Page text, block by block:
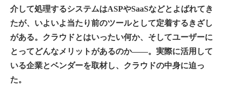
介して処理するシステムはASPやSaaSなどとよばれてき
たが、いよいよ当たり前のツールとして定着するきざし
がある。クラウドとはいったい何か、そしてユーザーに
とってどんなメリットがあるのか――。実際に活用して
いる企業とベンダーを取材し、クラウドの中身に迫っ
た。